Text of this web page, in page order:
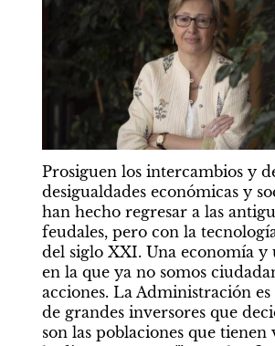
Prosiguen los intercambios y
desigualdades económicas y
han hecho regresar a las
feudales, pero con la
del siglo XXI. Una economía y
en la que ya no somos
acciones. La Administración
de grandes inversores que
son las poblaciones que tienen